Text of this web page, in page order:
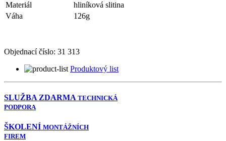
Materiál
hliníková slitina
Váha
126g
Objednací číslo: 31 313
Produktový list
SLUŽBA ZDARMA TECHNICKÁ
PODPORA
ŠKOLENÍ MONTÁŽNÍCH
FIREM